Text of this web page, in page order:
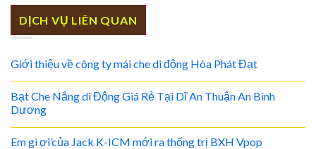
DỊCH VỤ LIÊN QUAN
Giới thiệu về công ty mái che di động Hòa Phát Đạt
Bạt Che Nắng di Động Giá Rẻ Tại Dĩ An Thuận An Bình
Dương
Em gì ơi’của Jack K-ICM mới ra thống trị BXH Vpop